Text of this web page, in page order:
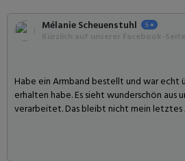
Mélanie Scheuenstuhl
Habe ein Armband bestellt und war echt
erhalten habe. Es sieht wunderschön aus
verarbeitet. Das bleibt nicht mein letztes